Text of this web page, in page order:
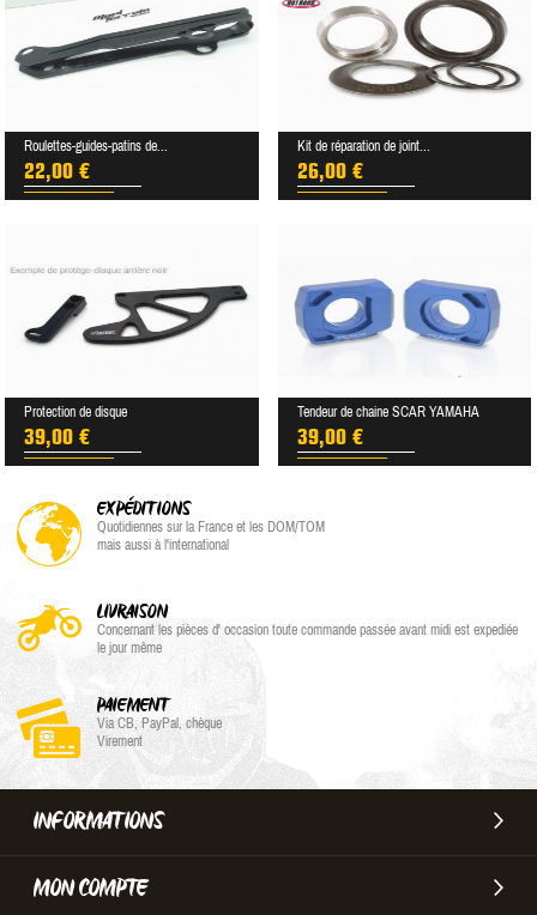
Roulettes-guides-patins de...
22,00 €
Kit de réparation de joint...
26,00 €
Protection de disque
39,00 €
Tendeur de chaine SCAR YAMAHA
39,00 €
EXPÉDITIONS
Quotidiennes sur la France et les DOM/TOM
mais aussi à l'international
LIVRAISON
Concernant les pièces d' occasion toute commande passée avant midi est expediée
le jour même
PAIEMENT
Via CB, PayPal, chèque
Virement
INFORMATIONS
MON COMPTE